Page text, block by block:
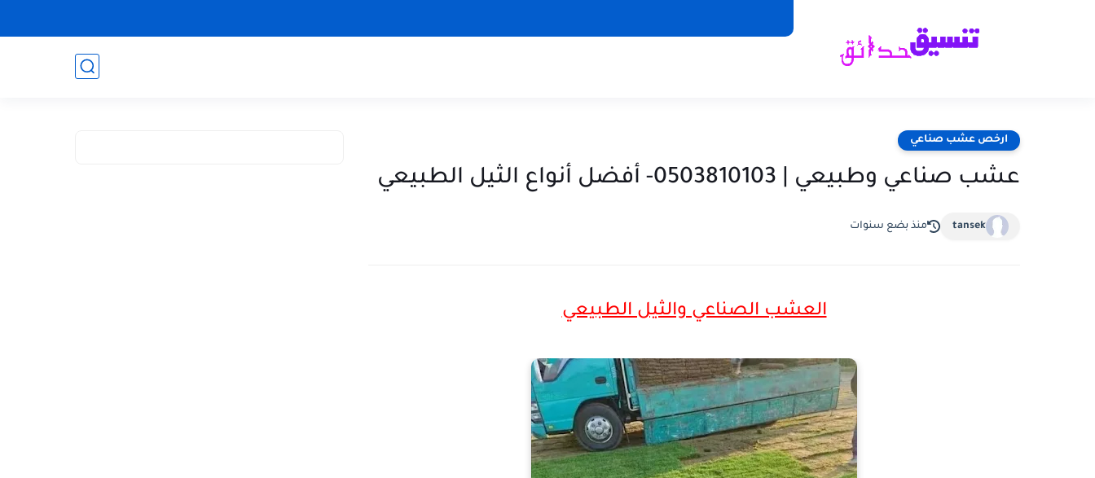
ارخص عشب صناعي
عشب صناعي وطبيعي | 0503810103- أفضل أنواع الثيل الطبيعي
tansek منذ بضع سنوات
العشب الصناعي والثيل الطبيعي